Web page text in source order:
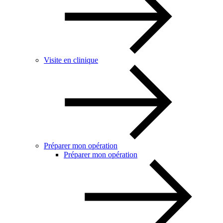
Visite en clinique
Préparer mon opération
Préparer mon opération